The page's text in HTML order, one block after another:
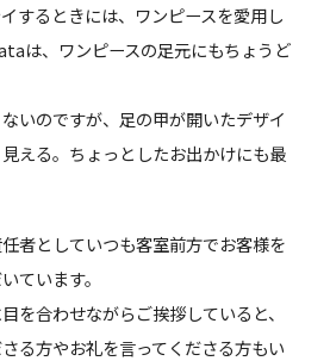
するときには、ワンピースを愛用し
は、ワンピースの足元にもちょうど
いのですが、足の甲が開いたデザイ
える。ちょっとしたお出かけにも最
者としていつも客室前方でお客様を
ています。
を合わせながらご挨拶していると、
る方やお礼を言ってくださる方もい